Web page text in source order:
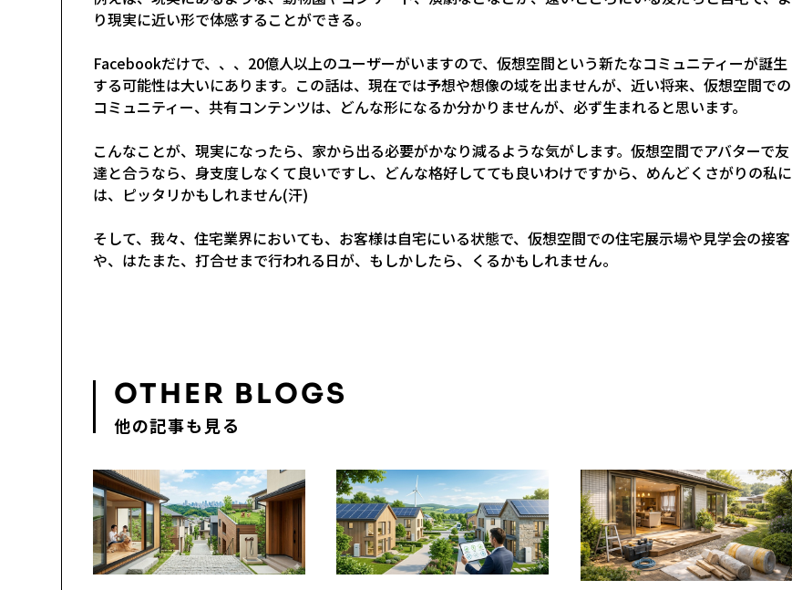
り現実に近い形で体感することができる。
Facebookだけで、、、20億人以上のユーザーがいますので、仮想空間という新たなコミュニティーが誕生
する可能性は大いにあります。この話は、現在では予想や想像の域を出ませんが、近い将来、仮想空間での
コミュニティー、共有コンテンツは、どんな形になるか分かりませんが、必ず生まれると思います。
こんなことが、現実になったら、家から出る必要がかなり減るような気がします。仮想空間でアバターで友
達と合うなら、身支度しなくて良いですし、どんな格好してても良いわけですから、めんどくさがりの私に
は、ピッタリかもしれません(汗)
そして、我々、住宅業界においても、お客様は自宅にいる状態で、仮想空間での住宅展示場や見学会の接客
や、はたまた、打合せまで行われる日が、もしかしたら、くるかもしれません。
OTHER BLOGS
他の記事も見る